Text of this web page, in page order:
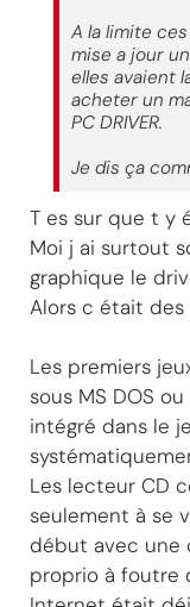
A la limite
mise a jour
elles avaient
acheter un
PC DRIVER.
Je dis ça
T es sur que t y
Moi j ai surtout
graphique le
Alors c était
Les premiers
sous MS DOS
intégré dans le
Les lecteur CD
seulement à se
début avec une
proprio à foutre